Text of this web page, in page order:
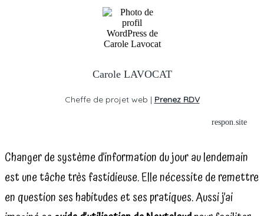
Carole LAVOCAT
Cheffe de projet web | Prenez RDV
respon.site
Changer de système d’information du jour au lendemain
est une tâche très fastidieuse. Elle nécessite de remettre
en question ses habitudes et ses pratiques. Aussi j’ai